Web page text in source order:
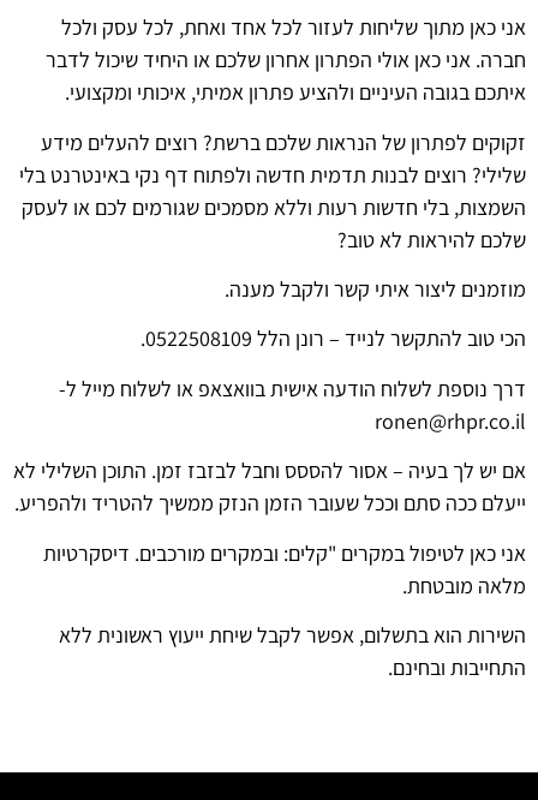
אני כאן מתוך שליחות לעזור לכל אחד ואחת, לכל עסק ולכל
חברה. אני כאן אולי הפתרון אחרון שלכם או היחיד שיכול לדבר
איתכם בגובה העיניים ולהציע פתרון אמיתי, איכותי ומקצועי.
זקוקים לפתרון של הנראות שלכם ברשת? רוצים להעלים מידע
שלילי? רוצים לבנות תדמית חדשה ולפתוח דף נקי באינטרנט בלי
השמצות, בלי חדשות רעות וללא מסמכים שגורמים לכם או לעסק
שלכם להיראות לא טוב?
מוזמנים ליצור איתי קשר ולקבל מענה.
הכי טוב להתקשר לנייד – רונן הלל 0522508109.
דרך נוספת לשלוח הודעה אישית בוואצאפ או לשלוח מייל ל-
ronen@rhpr.co.il
אם יש לך בעיה – אסור להססס וחבל לבזבז זמן. התוכן השלילי לא
ייעלם ככה סתם וככל שעובר הזמן הנזק ממשיך להטריד ולהפריע.
אני כאן לטיפול במקרים "קלים: ובמקרים מורכבים. דיסקרטיות
מלאה מובטחת.
השירות הוא בתשלום, אפשר לקבל שיחת ייעוץ ראשונית ללא
התחייבות ובחינם.